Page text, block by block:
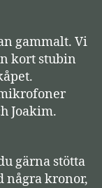
gammalt. Vi
kort stubin
Joakim.
gärna stötta
några kronor,